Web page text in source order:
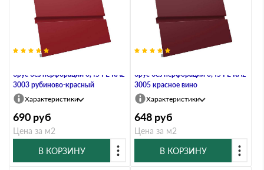
брус без перфорации 0,45 PE RAL
3003 рубиново-красный
Характеристики
690 руб
Цена за м2
В КОРЗИНУ
брус без перфорации 0,45 PE RAL
3005 красное вино
Характеристики
648 руб
Цена за м2
В КОРЗИНУ